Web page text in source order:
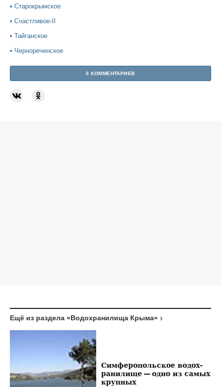
• Старокрымское
• Счастливое-II
• Тайганское
• Чернореченское
0 КОММЕНТАРИЕВ
Ещё из раздела «Водохранилища Крыма»
Симферопольское во­дох­
ра­ни­ли­ще — одно из самых
крупных